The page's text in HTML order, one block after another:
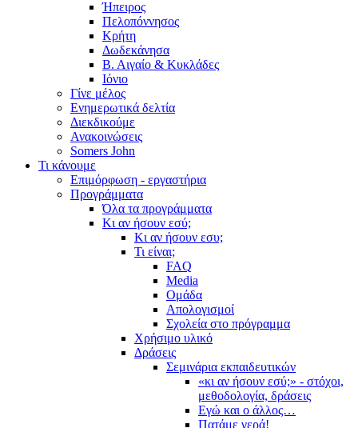
Ήπειρος
Πελοπόννησος
Κρήτη
Δωδεκάνησα
Β. Αιγαίο & Κυκλάδες
Ιόνιο
Γίνε μέλος
Ενημερωτικά δελτία
Διεκδικούμε
Ανακοινώσεις
Somers John
Τι κάνουμε
Επιμόρφωση - εργαστήρια
Προγράμματα
Όλα τα προγράμματα
Κι αν ήσουν εσύ;
Κι αν ήσουν εσυ;
Τι είναι;
FAQ
Media
Ομάδα
Απολογισμοί
Σχολεία στο πρόγραμμα
Χρήσιμο υλικό
Δράσεις
Σεμινάρια εκπαιδευτικών
«κι αν ήσουν εσύ;» - στόχοι,
μεθοδολογία, δράσεις
Εγώ και ο άλλος…
Πατάμε γερά!